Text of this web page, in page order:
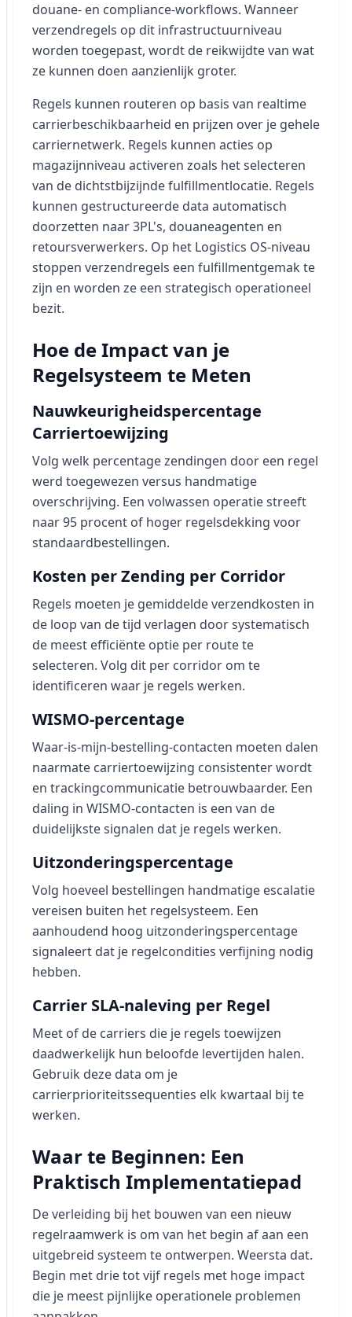
douane- en compliance-workflows. Wanneer
verzendregels op dit infrastructuurniveau
worden toegepast, wordt de reikwijdte van wat
ze kunnen doen aanzienlijk groter.
Regels kunnen routeren op basis van realtime
carrierbeschikbaarheid en prijzen over je gehele
carriernetwerk. Regels kunnen acties op
magazijnniveau activeren zoals het selecteren
van de dichtstbijzijnde fulfillmentlocatie. Regels
kunnen gestructureerde data automatisch
doorzetten naar 3PL's, douaneagenten en
retoursverwerkers. Op het Logistics OS-niveau
stoppen verzendregels een fulfillmentgemak te
zijn en worden ze een strategisch operationeel
bezit.
Hoe de Impact van je
Regelsysteem te Meten
Nauwkeurigheidspercentage
Carriertoewijzing
Volg welk percentage zendingen door een regel
werd toegewezen versus handmatige
overschrijving. Een volwassen operatie streeft
naar 95 procent of hoger regelsdekking voor
standaardbestellingen.
Kosten per Zending per Corridor
Regels moeten je gemiddelde verzendkosten in
de loop van de tijd verlagen door systematisch
de meest efficiënte optie per route te
selecteren. Volg dit per corridor om te
identificeren waar je regels werken.
WISMO-percentage
Waar-is-mijn-bestelling-contacten moeten dalen
naarmate carriertoewijzing consistenter wordt
en trackingcommunicatie betrouwbaarder. Een
daling in WISMO-contacten is een van de
duidelijkste signalen dat je regels werken.
Uitzonderingspercentage
Volg hoeveel bestellingen handmatige escalatie
vereisen buiten het regelsysteem. Een
aanhoudend hoog uitzonderingspercentage
signaleert dat je regelcondities verfijning nodig
hebben.
Carrier SLA-naleving per Regel
Meet of de carriers die je regels toewijzen
daadwerkelijk hun beloofde levertijden halen.
Gebruik deze data om je
carrierprioriteitssequenties elk kwartaal bij te
werken.
Waar te Beginnen: Een
Praktisch Implementatiepad
De verleiding bij het bouwen van een nieuw
regelraamwerk is om van het begin af aan een
uitgebreid systeem te ontwerpen. Weersta dat.
Begin met drie tot vijf regels met hoge impact
die je meest pijnlijke operationele problemen